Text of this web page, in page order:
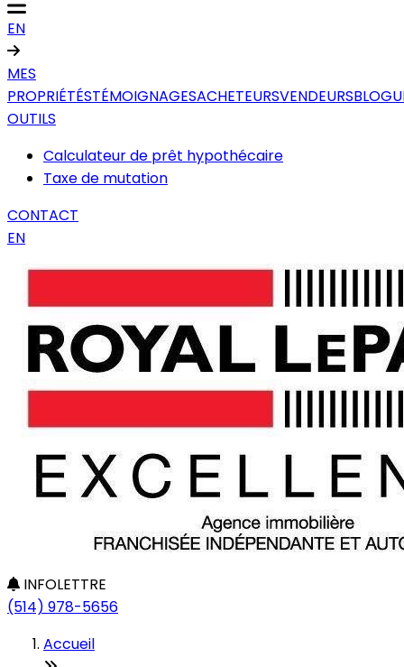
EN
MES
PROPRIÉTÉSTÉMOIGNAGESACHETEURSVENDEURS
OUTILS
Calculateur de prêt hypothécaire
Taxe de mutation
CONTACT
EN
INFOLETTRE
(514) 978-5656
Accueil